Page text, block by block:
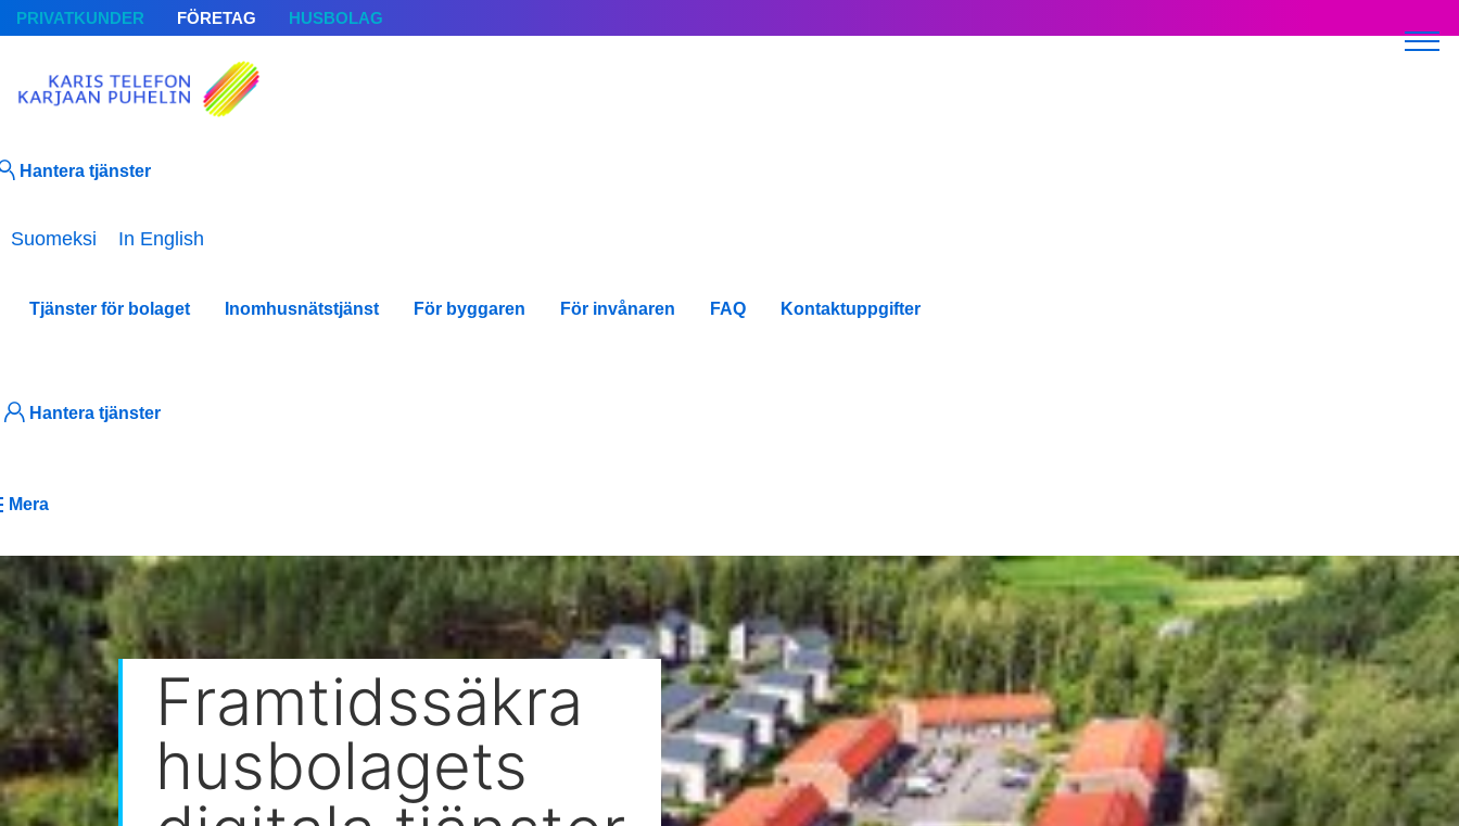
PRIVATKUNDER FÖRETAG HUSBOLAG
Hantera tjänster
Välj ditt språk
Suomeksi In English
Tjänster för bolaget Inomhusnätstjänst För byggaren För invånaren FAQ Kontaktuppgifter
Hantera tjänster
Mera
Framtidssäkra
husbolagets